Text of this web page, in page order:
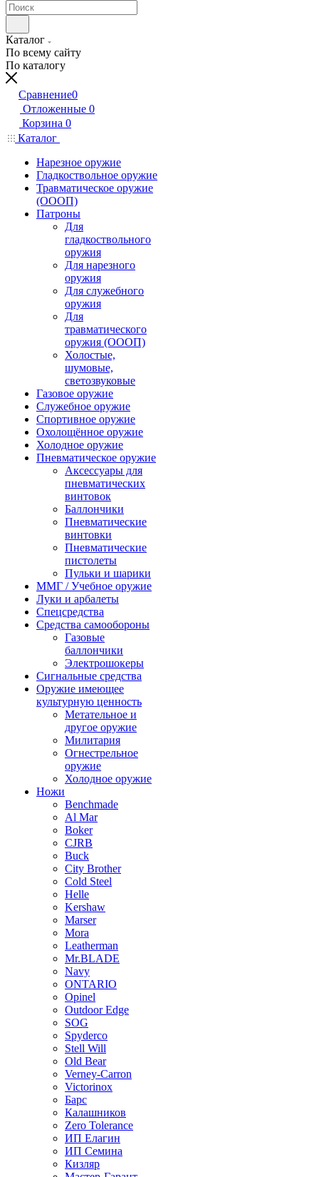
Каталог
По всему сайту
По каталогу
Сравнение0
Отложенные 0
Корзина 0
Каталог
Нарезное оружие
Гладкоствольное оружие
Травматическое оружие
(ОООП)
Патроны
Для
гладкоствольного
оружия
Для нарезного
оружия
Для служебного
оружия
Для
травматического
оружия (ОООП)
Холостые,
шумовые,
светозвуковые
Газовое оружие
Служебное оружие
Спортивное оружие
Охолощённое оружие
Холодное оружие
Пневматическое оружие
Аксессуары для
пневматических
винтовок
Баллончики
Пневматические
винтовки
Пневматические
пистолеты
Пульки и шарики
ММГ / Учебное оружие
Луки и арбалеты
Спецсредства
Средства самообороны
Газовые
баллончики
Электрошокеры
Сигнальные средства
Оружие имеющее
культурную ценность
Метательное и
другое оружие
Милитария
Огнестрельное
оружие
Холодное оружие
Ножи
Benchmade
Al Mar
Boker
CJRB
Buck
City Brother
Cold Steel
Helle
Kershaw
Marser
Mora
Leatherman
Mr.BLADE
Navy
ONTARIO
Opinel
Outdoor Edge
SOG
Spyderco
Stell Will
Old Bear
Verney-Carron
Victorinox
Барс
Калашников
Zero Tolerance
ИП Елагин
ИП Семина
Кизляр